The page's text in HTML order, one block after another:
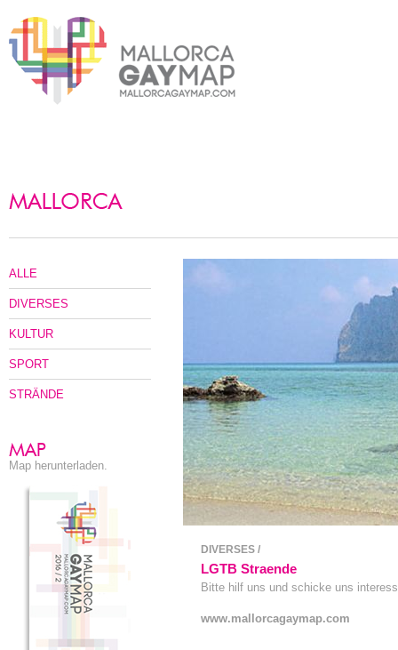
ALLE
DIVERSES
KULTUR
SPORT
STRÄNDE
Map herunterladen.
DIVERSES /
LGTB Straende
Bitte hilf uns und schicke uns
www.mallorcagaymap.com